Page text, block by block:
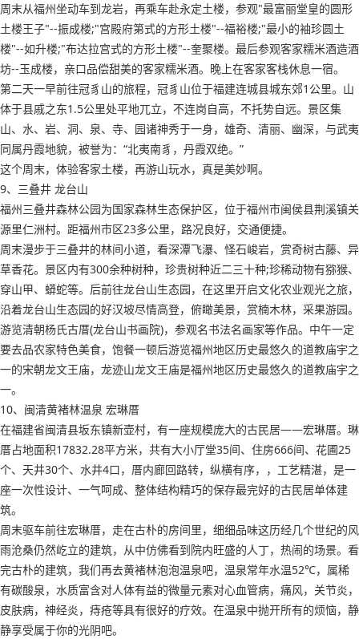
周末从福州坐动车到龙岩，再乘车赴永定土楼，参观"最富丽堂皇的圆形
土楼王子"--振成楼;"宫殿府第式的方形土楼"--福裕楼;"最小的袖珍圆土
楼"--如升楼;"布达拉宫式的方形土楼"--奎聚楼。最后参观客家糯米酒造酒
坊--玉成楼，亲口品偿甜美的客家糯米酒。晚上在客家客栈休息一宿。
第二天一早前往冠豸山的旅程，冠豸山位于福建连城县城东郊1公里。山
体于县戚之东1.5公里处平地兀立，不连岗自高，不托势自远。景区集
山、水、岩、洞、泉、寺、园诸神秀于一身，雄奇、清丽、幽深，与武夷
同属丹霞地貌，被誉为：“北夷南豸，丹霞双绝。”
这个周末，体验客家土楼，再游山玩水，真是美妙啊。
9、三叠井 龙台山
福州三叠井森林公园为国家森林生态保护区，位于福州市闽侯县荆溪镇关
源里仁洲村。距福州市区23多公里，路况良好，交通便捷。
周末漫步于三叠井的林间小道，看深潭飞瀑、怪石峻岩，赏奇树古藤、异
草香花。景区内有300余种树种，珍贵树种近二三十种;珍稀动物有猕猴、
穿山甲、蟒蛇等。后前往龙台山生态园，在这里开启文化农业观光之旅，
沿着龙台山生态园的好汉坡尽情高登，俯瞰美景，赏楠木林，采果游园。
游览清朝杨氏古厝(龙台山书画院)，参观名书法名画家等作品。中午一定
要去品农家特色美食，饱餐一顿后游览福州地区历史最悠久的道教庙宇之
一的宋朝龙文王庙，龙迹山龙文王庙是福州地区历史最悠久的道教庙宇之
一。
10、闽清黄褚林温泉 宏琳厝
在福建省闽清县坂东镇新壶村，有一座规模庞大的古民居——宏琳厝。琳
厝占地面积17832.28平方米，共有大小厅堂35间、住房666间、花圃25
个、天井30个、水井4口，厝内廊回路转，纵横有序，，工艺精湛，是一
座一次性设计、一气呵成、整体结构精巧的保存最完好的古民居单体建
筑。
周末驱车前往宏琳厝，走在古朴的房间里，细细品味这历经几个世纪的风
雨沧桑仍然屹立的建筑，从中仿佛看到院内旺盛的人丁，热闹的场景。看
完古朴的建筑，我们再去黄褚林泡泡温泉吧，温泉常年水温52℃，属稀
有碳酸泉，水质富含对人体有益的微量元素对心血管病，痛风，关节炎，
皮肤病，神经炎，痔疮等具有很好的疗效。在温泉中抛开所有的烦恼，静
静享受属于你的光阴吧。